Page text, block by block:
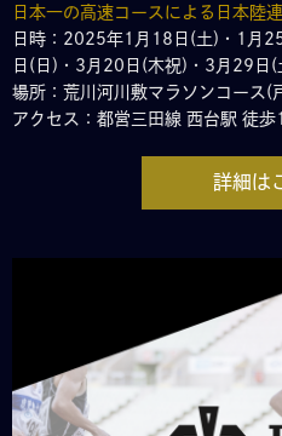
日本一の高速コースによる日本陸
日時：2025年1月18日(土)・1月
日(日)・3月20日(木祝)・3月29日(
場所：荒川河川敷マラソンコース(
アクセス：都営三田線 西台駅 徒歩
詳細は